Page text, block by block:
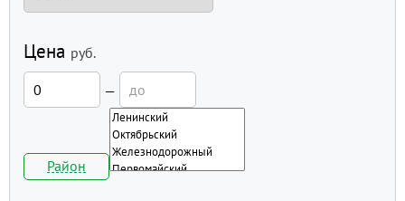
Цена руб.
—
Район